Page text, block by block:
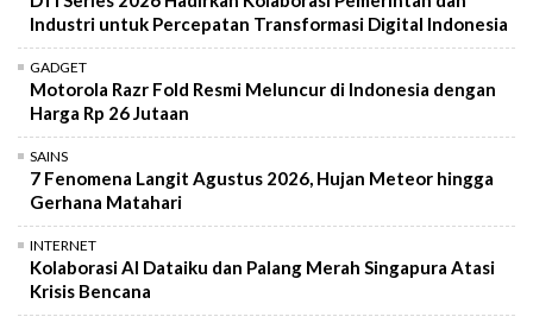
Industri untuk Percepatan Transformasi Digital Indonesia
GADGET
Motorola Razr Fold Resmi Meluncur di Indonesia dengan
Harga Rp 26 Jutaan
SAINS
7 Fenomena Langit Agustus 2026, Hujan Meteor hingga
Gerhana Matahari
INTERNET
Kolaborasi AI Dataiku dan Palang Merah Singapura Atasi
Krisis Bencana